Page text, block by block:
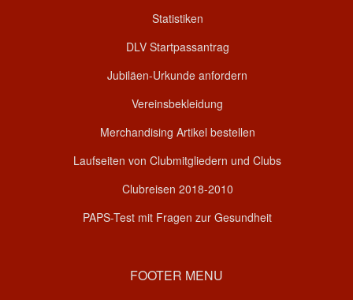
Statistiken
DLV Startpassantrag
Jubiläen-Urkunde anfordern
Vereinsbekleidung
Merchandising Artikel bestellen
Laufseiten von Clubmitgliedern und Clubs
Clubreisen 2018-2010
PAPS-Test mit Fragen zur Gesundheit
FOOTER MENU